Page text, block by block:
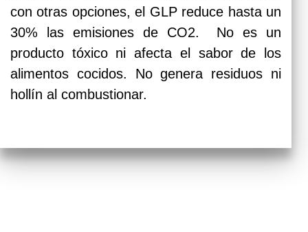
con otras opciones, el GLP reduce hasta un
30% las emisiones de CO2. No es un
producto tóxico ni afecta el sabor de los
alimentos cocidos. No genera residuos ni
hollín al combustionar.